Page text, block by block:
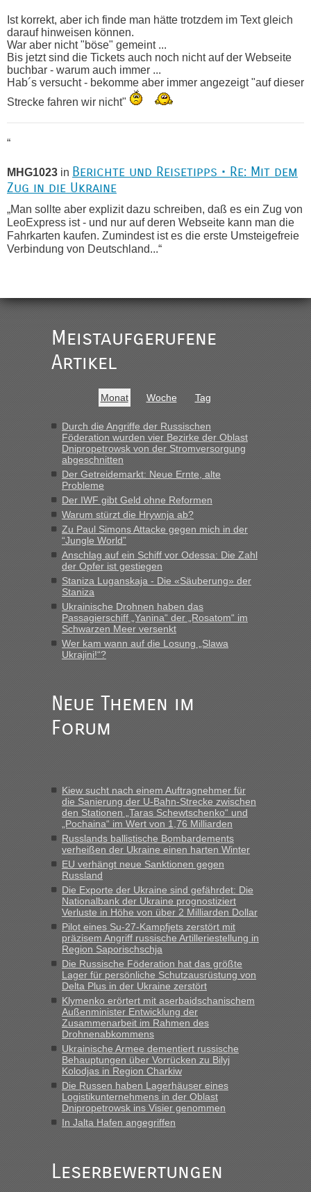
Ist korrekt, aber ich finde man hätte trotzdem im Text gleich
darauf hinweisen können.
War aber nicht "böse" gemeint ...
Bis jetzt sind die Tickets auch noch nicht auf der Webseite
buchbar - warum auch immer ...
Hab´s versucht - bekomme aber immer angezeigt "auf dieser
Strecke fahren wir nicht"
“
MHG1023 in Berichte und Reisetipps • Re: Mit dem
Zug in die Ukraine
„Man sollte aber explizit dazu schreiben, daß es ein Zug von
LeoExpress ist - und nur auf deren Webseite kann man die
Fahrkarten kaufen. Zumindest ist es die erste Umsteigefreie
Verbindung von Deutschland...“
gab es keine Probleme“
inRecht, Visa und Dokumente • Re: Seit
Anfang des Jahres haben die Zollbeamten
Verstöße im Wert von fast 11 Milliarden
„Am besten wäre natürlich, wenn die Frau mit dabei ist.
Alleinreisende Männer stehen schließlich immer unter
Recht, Visa und Dokumente • Re: Seit
Anfang des Jahres haben die Zollbeamten
Verstöße im Wert von fast 11 Milliarden
aufgedeckt
„Kein Zoll. Du musst an sich nur sagen dass das privat ist
und du nicht damit handeln willst. So lange das nicht
Originalverpackt ist und ersichlich das nicht neu sollte es
keine Probleme geben“
Recht, Visa und Dokumente • Deklaration
gebrauchter Kleidung beim Zoll
„Hallo Leute, ich weiß nicht, ob ich hier richtig bin mit meiner
mitnehmen. Es ist gebrauchte Kleidung...“
Berichte und Reisetipps • Re: An welchem
15.6. in Krakovets rüber. Sehr zeitig los gegen 5 Uhr in der
Früh. Mit sehr sehr wenig Verkehr, super bis zur Grenze. Nur
8 PKW vor der Schranke....“
Berichte und Reisetipps • Re: An welchem
Grenzübergang zwischen Polen und der Ukraine
geht es am schnellsten?
„Gestern 6 Stunden warten vor der Grenze Richtung Polen
in Krakowez mit dem Kleinbus. Abfertigung ging dann
schnell da auch Passagiere mit EU-Pass dabei waren“
Bernd D-UAinBerichte und Reisetipps • Re: An
welchem Grenzübergang zwischen Polen und
der Ukraine geht es am schnellsten?
„Bin am Montag 15.6.26 um 8 Uhr in Urgyniw ausgereist,
das erste Mal an einem Montagmorgen ca. 15 Fahrzeuge
vor mir, bin sonst der Erste oder Zweite, egal, nach ca 20
Minuten wurde dann die nächste Welle...“
Berichte und Reisetipps • Re: An welchem
Grenzübergang zwischen Polen und der Ukraine
geht es am schnellsten?
„Derzeit, ist es überall sehr voll an den Grenzen Ukraine/
Meistaufgerufene
Artikel
Monat Woche Tag
Durch die Angriffe der Russischen
Föderation wurden vier Bezirke der Oblast
Dnipropetrowsk von der Stromversorgung
abgeschnitten
Der Getreidemarkt: Neue Ernte, alte
Probleme
Der IWF gibt Geld ohne Reformen
Warum stürzt die Hrywnja ab?
Zu Paul Simons Attacke gegen mich in der
“Jungle World”
Anschlag auf ein Schiff vor Odessa: Die Zahl
der Opfer ist gestiegen
Staniza Luganskaja - Die «Säuberung» der
Staniza
Ukrainische Drohnen haben das
Passagierschiff „Yanina“ der „Rosatom“ im
Schwarzen Meer versenkt
Wer kam wann auf die Losung „Slawa
Ukrajini!“?
Neue Themen im
Forum
Kiew sucht nach einem Auftragnehmer für
die Sanierung der U-Bahn-Strecke zwischen
den Stationen „Taras Schewtschenko“ und
„Pochaina“ im Wert von 1,76 Milliarden
Russlands ballistische Bombardements
verheißen der Ukraine einen harten Winter
EU verhängt neue Sanktionen gegen
Russland
Die Exporte der Ukraine sind gefährdet: Die
Nationalbank der Ukraine prognostiziert
Verluste in Höhe von über 2 Milliarden Dollar
Pilot eines Su-27-Kampfjets zerstört mit
präzisem Angriff russische Artilleriestellung in
Region Saporischschja
Die Russische Föderation hat das größte
Lager für persönliche Schutzausrüstung von
Delta Plus in der Ukraine zerstört
Klymenko erörtert mit aserbaidschanischem
Außenminister Entwicklung der
Zusammenarbeit im Rahmen des
Drohnenabkommens
Ukrainische Armee dementiert russische
Behauptungen über Vorrücken zu Bilyj
Kolodjas in Region Charkiw
Die Russen haben Lagerhäuser eines
Logistikunternehmens in der Oblast
Dnipropetrowsk ins Visier genommen
In Jalta Hafen angegriffen
Leserbewertungen